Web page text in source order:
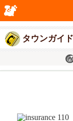
タウンガイド